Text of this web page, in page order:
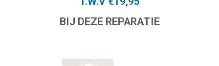
BIJ DEZE REPARATIE